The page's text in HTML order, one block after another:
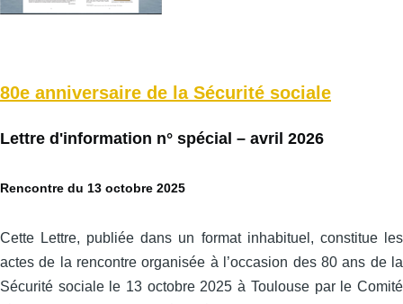
80e anniversaire de la Sécurité sociale
Lettre d'information n° spécial – avril 2026
Rencontre du 13 octobre 2025
Cette Lettre, publiée dans un format inhabituel, constitue les
actes de la rencontre organisée à l’occasion des 80 ans de la
Sécurité sociale le 13 octobre 2025 à Toulouse par le Comité